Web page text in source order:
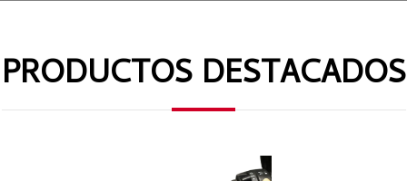
PRODUCTOS DESTACADOS